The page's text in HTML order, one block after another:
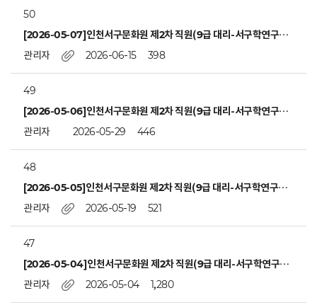
50
[2026-05-07]인천서구문화원 제2차 직원(9급 대리-서구학연구팀) 채용 면접전형 최종합격자 공고
관리자
2026-06-15 398
49
[2026-05-06]인천서구문화원 제2차 직원(9급 대리-서구학연구팀) 채용 변경 공고
관리자
2026-05-29 446
48
[2026-05-05]인천서구문화원 제2차 직원(9급 대리-서구학연구팀) 서류전형 합격자 공고
관리자
2026-05-19 521
47
[2026-05-04]인천서구문화원 제2차 직원(9급 대리-서구학연구팀) 채용 공고
관리자
2026-05-04 1,280